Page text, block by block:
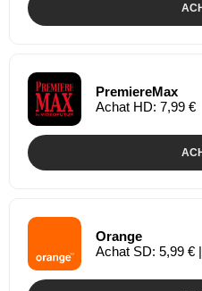
PremiereMax
Achat HD: 7,99 €
Orange
Achat SD: 5,99 €